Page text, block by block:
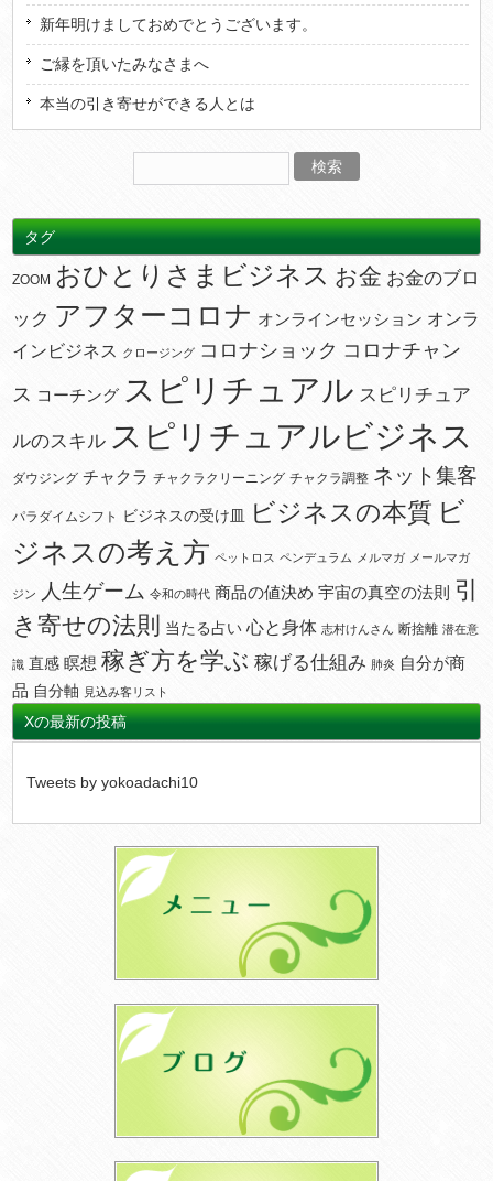
新年明けましておめでとうございます。
ご縁を頂いたみなさまへ
本当の引き寄せができる人とは
タグ
ZOOM おひとりさまビジネス お金 お金のブロ
ック アフターコロナ オンラインセッション オンラ
インビジネス
クロージング コロナショック コロナチャン
ス コーチング スピリチュアル スピリチュア
ルのスキル スピリチュアルビジネス
ダウジング チャクラ チャクラクリーニング チャクラ調整 ネット集客
パラダイムシフト ビジネスの受け皿 ビジネスの本質 ビ
ジネスの考え方 ペットロス ペンデュラム メルマガ メールマガ
ジン 人生ゲーム 令和の時代 商品の値決め 宇宙の真空の法則 引
き寄せの法則
当たる占い 心と身体 志村けんさん 断捨離 潜在意
識 直感 瞑想 稼ぎ方を学ぶ 稼げる仕組み 肺炎 自分が商
品 自分軸 見込み客リスト
Xの最新の投稿
Tweets by yokoadachi10